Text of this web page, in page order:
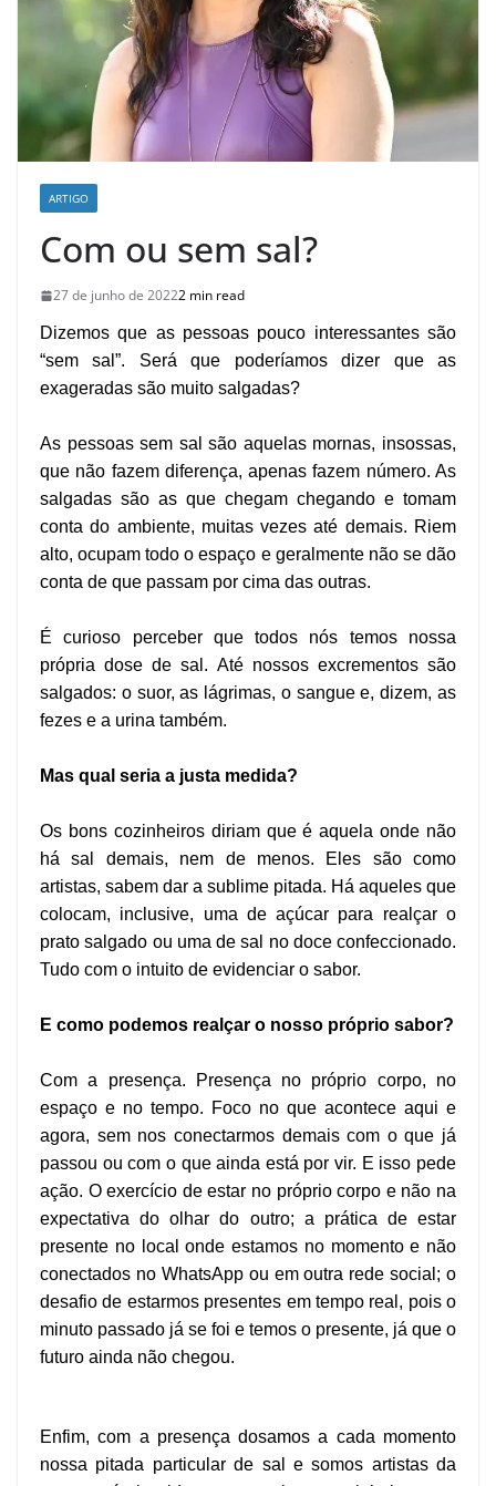
ARTIGO
Com ou sem sal?
27 de junho de 20222 min read
Dizemos que as pessoas pouco interessantes são
“sem sal”. Será que poderíamos dizer que as
exageradas são muito salgadas?
As pessoas sem sal são aquelas mornas, insossas,
que não fazem diferença, apenas fazem número. As
salgadas são as que chegam chegando e tomam
conta do ambiente, muitas vezes até demais. Riem
alto, ocupam todo o espaço e geralmente não se dão
conta de que passam por cima das outras.
É curioso perceber que todos nós temos nossa
própria dose de sal. Até nossos excrementos são
salgados: o suor, as lágrimas, o sangue e, dizem, as
fezes e a urina também.
Mas qual seria a justa medida?
Os bons cozinheiros diriam que é aquela onde não
há sal demais, nem de menos. Eles são como
artistas, sabem dar a sublime pitada. Há aqueles que
colocam, inclusive, uma de açúcar para realçar o
prato salgado ou uma de sal no doce confeccionado.
Tudo com o intuito de evidenciar o sabor.
E como podemos realçar o nosso próprio sabor?
Com a presença. Presença no próprio corpo, no
espaço e no tempo. Foco no que acontece aqui e
agora, sem nos conectarmos demais com o que já
passou ou com o que ainda está por vir. E isso pede
ação. O exercício de estar no próprio corpo e não na
expectativa do olhar do outro; a prática de estar
presente no local onde estamos no momento e não
conectados no WhatsApp ou em outra rede social; o
desafio de estarmos presentes em tempo real, pois o
minuto passado já se foi e temos o presente, já que o
futuro ainda não chegou.
Enfim, com a presença dosamos a cada momento
nossa pitada particular de sal e somos artistas da